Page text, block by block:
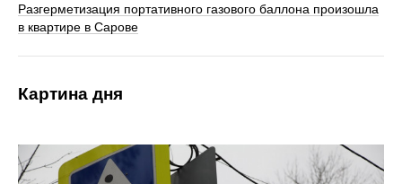
Разгерметизация портативного газового баллона произошла
в квартире в Сарове
Картина дня